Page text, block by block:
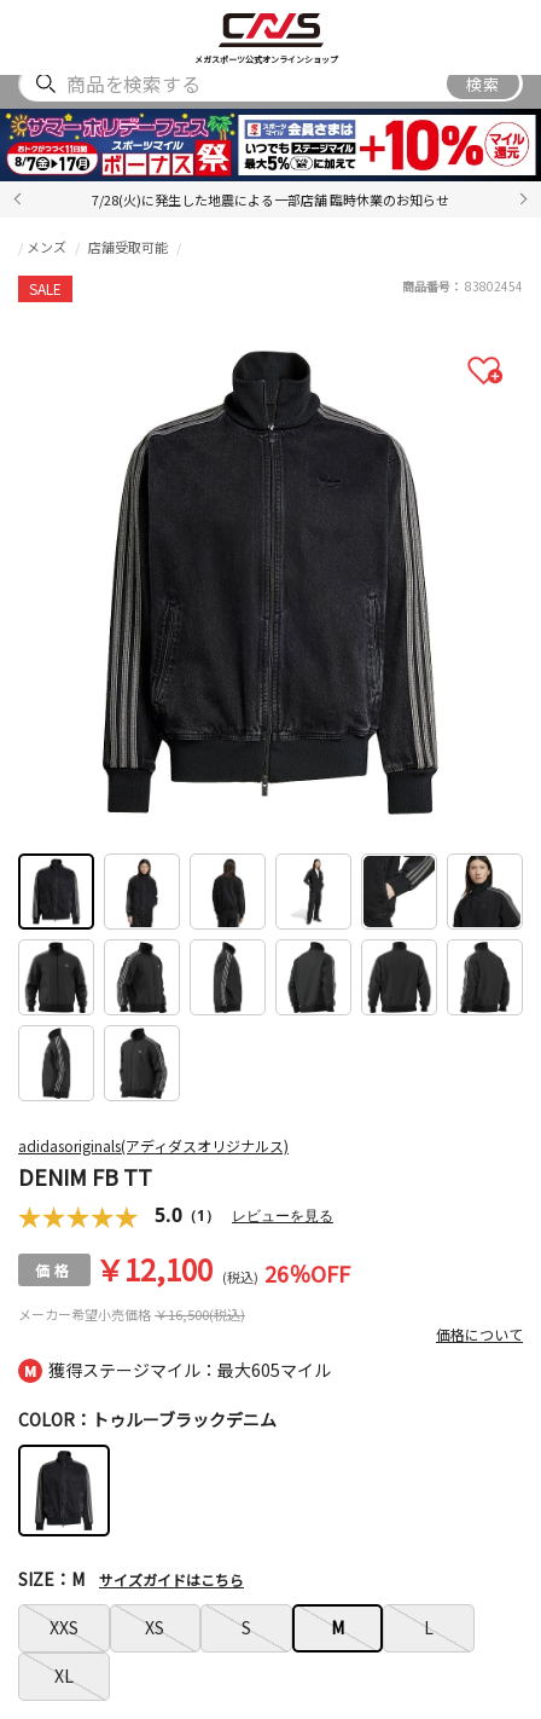
メガスポーツ公式オンラインショップ
ACCESSORY
検索
7/28(火)に発生した地震による一部店舗 臨時休業のお知らせ
獲得ステージマイル：最大605マイル
adidasoriginals(アディダスオリジナルス)
DENIM FB TT
5.0 （1） レビューを見る
SALE
メンズ 店舗受取可能
メーカー希望小売価格￥16,500(税込)
￥12,100 (税込) 26％OFF
価格について
商品番号： 83802454
COLOR：トゥルーブラックデニム
XXS XS S M
L
XL
SIZE：M サイズガイドはこちら